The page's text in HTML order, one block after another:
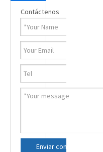
Contáctenos
Enviar consulta ahora